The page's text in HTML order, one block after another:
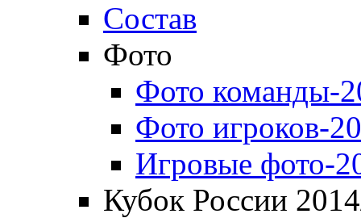
Состав
Фото
Фото команды-
Фото игроков-
Игровые фото-
Кубок России